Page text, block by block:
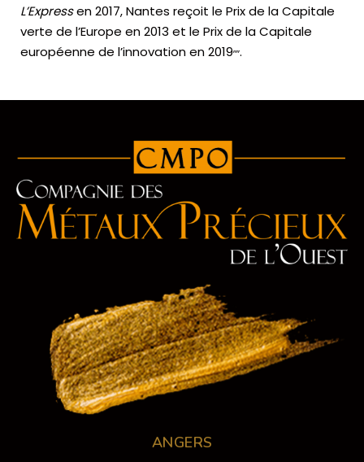
L’Expressen 2017, Nantes reçoit le Prix de la Capitale
verte de l’Europe en 2013 et le Prix de la Capitale
européenne de l’innovation en 2019,,,,.
ANGERS